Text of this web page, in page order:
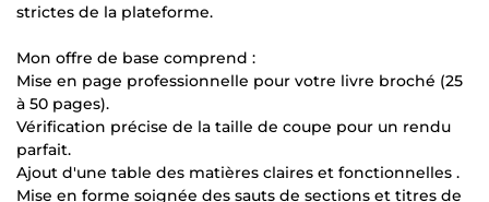
strictes de la plateforme.
Mon offre de base comprend :
Mise en page professionnelle pour votre livre broché (25
à 50 pages).
Vérification précise de la taille de coupe pour un rendu
parfait.
Ajout d'une table des matières claires et fonctionnelles .
Mise en forme soignée des sauts de sections et titres de